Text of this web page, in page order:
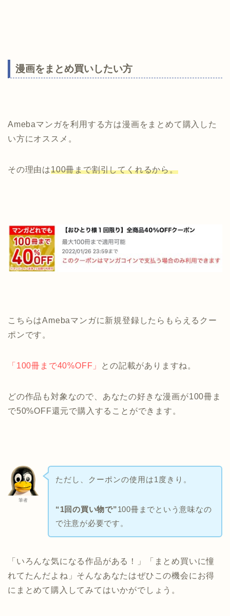
漫画をまとめ買いしたい方
Amebaマンガを利用する方は漫画をまとめて購入した
い方にオススメ。
その理由は100冊まで割引してくれるから。
こちらはAmebaマンガに新規登録したらもらえるクー
ポンです。
「100冊まで40%OFF」 との記載がありますね。
どの作品も対象なので、あなたの好きな漫画が100冊ま
で50%OFF還元で購入することができます。
筆者
ただし、クーポンの使用は1度きり。
“1回の買い物で”100冊までという意味なの
で注意が必要です。
「いろんな気になる作品がある！」「まとめ買いに憧
れてたんだよね」そんなあなたはぜひこの機会にお得
にまとめて購入してみてはいかがでしょう。